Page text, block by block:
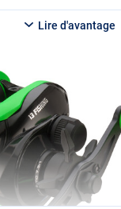
Lire d'avantage